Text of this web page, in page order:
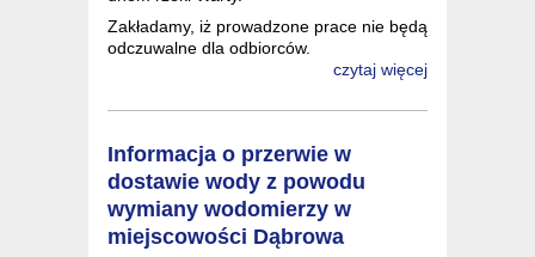
Zakładamy, iż prowadzone prace nie będą
odczuwalne dla odbiorców.
czytaj więcej
Informacja o przerwie w
dostawie wody z powodu
wymiany wodomierzy w
miejscowości Dąbrowa